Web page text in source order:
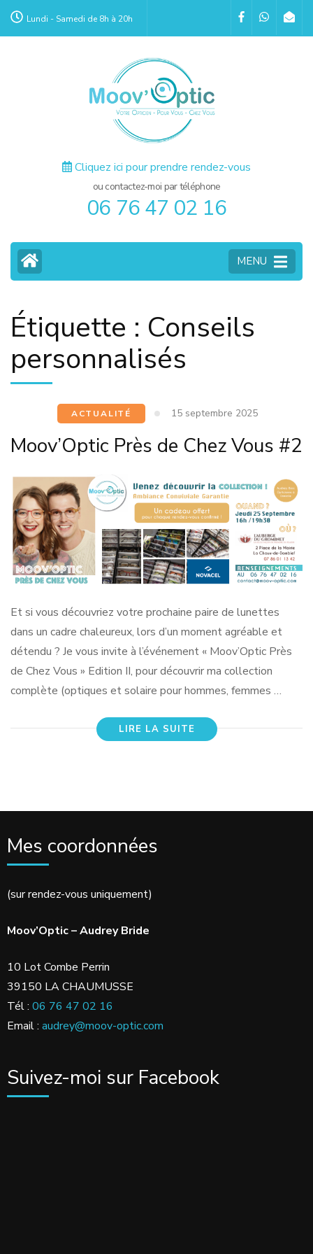
Aller
Lundi - Samedi de 8h à 20h
Cliquez ici pour prendre rendez-vous
ou contactez-moi par téléphone
06 76 47 02 16
MENU
Étiquette : Conseils
personnalisés
ACTUALITÉ 15 septembre 2025
Moov’Optic Près de Chez Vous #2
Et si vous découvriez votre prochaine paire de lunettes
dans un cadre chaleureux, lors d’un moment agréable et
détendu ? Je vous invite à l’événement « Moov’Optic Près
de Chez Vous » Edition II, pour découvrir ma collection
complète (optiques et solaire pour hommes, femmes …
LIRE LA SUITE
Mes coordonnées
(sur rendez-vous uniquement)
Moov’Optic – Audrey Bride
10 Lot Combe Perrin
39150 LA CHAUMUSSE
Tél : 06 76 47 02 16
Email : audrey@moov-optic.com
Suivez-moi sur Facebook